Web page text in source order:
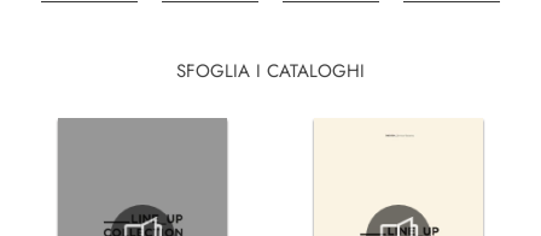
SFOGLIA I CATALOGHI